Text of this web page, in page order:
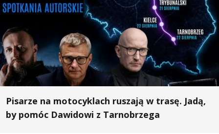
Pisarze na motocyklach ruszają w trasę. Jadą,
by pomóc Dawidowi z Tarnobrzega